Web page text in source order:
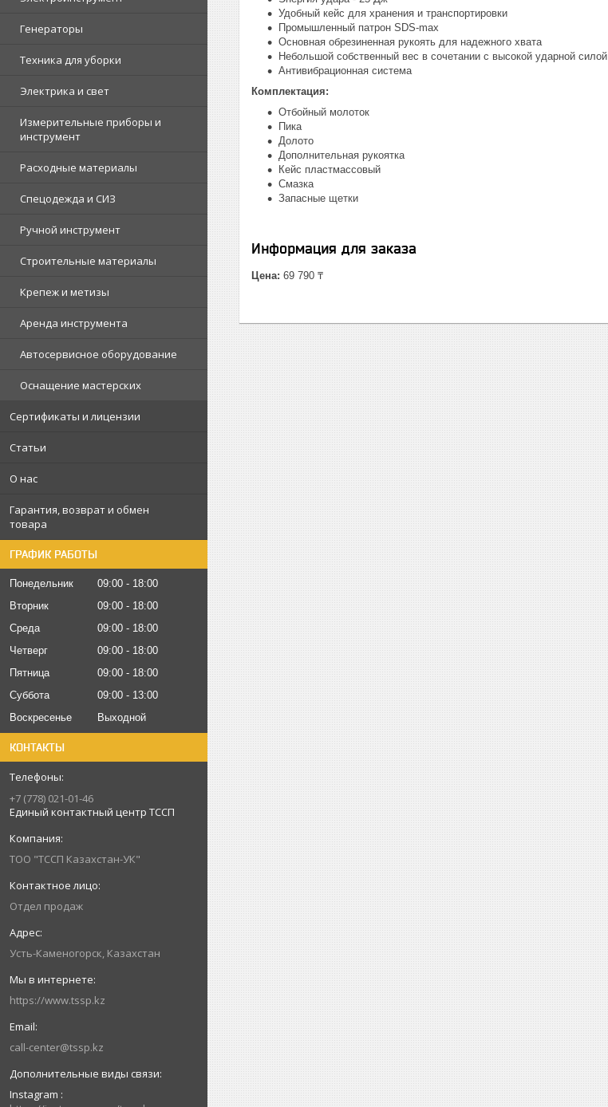
Генераторы
Техника для уборки
Электрика и свет
Измерительные приборы и
инструмент
Расходные материалы
Спецодежда и СИЗ
Ручной инструмент
Строительные материалы
Крепеж и метизы
Аренда инструмента
Автосервисное оборудование
Оснащение мастерских
Сертификаты и лицензии
Статьи
О нас
Гарантия, возврат и обмен
товара
ГРАФИК РАБОТЫ
Понедельник 09:00
18:00
Вторник
09:00
18:00
Среда
09:00
18:00
Четверг
09:00
18:00
Пятница
09:00
18:00
Суббота
09:00
13:00
Воскресенье
Выходной
КОНТАКТЫ
+7 (778) 021-01-46
Единый контактный центр ТССП
ТОО "ТССП Казахстан-УК"
Отдел продаж
Усть-Каменогорск, Казахстан
https://www.tssp.kz
call-center@tssp.kz
Instagram
Удобный кейс для хранения и транспортировки
Промышленный патрон SDS-max
Основная обрезиненная рукоять для надежного хвата
Небольшой собственный вес в сочетании с высокой ударной силой
Антивибрационная система
Комплектация:
Отбойный молоток
Пика
Долото
Дополнительная рукоятка
Кейс пластмассовый
Смазка
Запасные щетки
Информация для заказа
Цена: 69 790 ₸